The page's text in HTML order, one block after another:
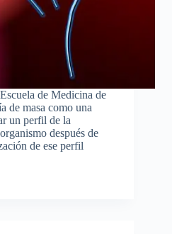
de Medicina de
de masa como una
un perfil de la
después de
de ese perfil